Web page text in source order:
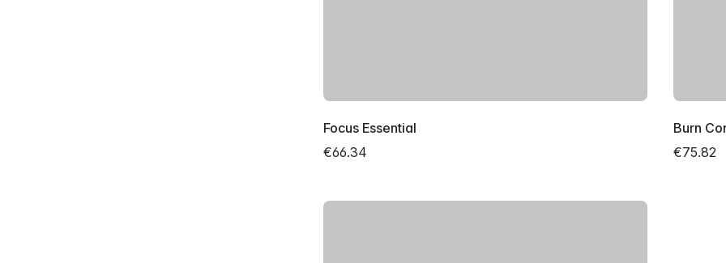
Focus Essential
€66.34
Burn
€75.82